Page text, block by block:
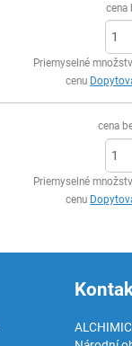
cena
Priemyselné
cenu
cena
Priemyselné
cenu